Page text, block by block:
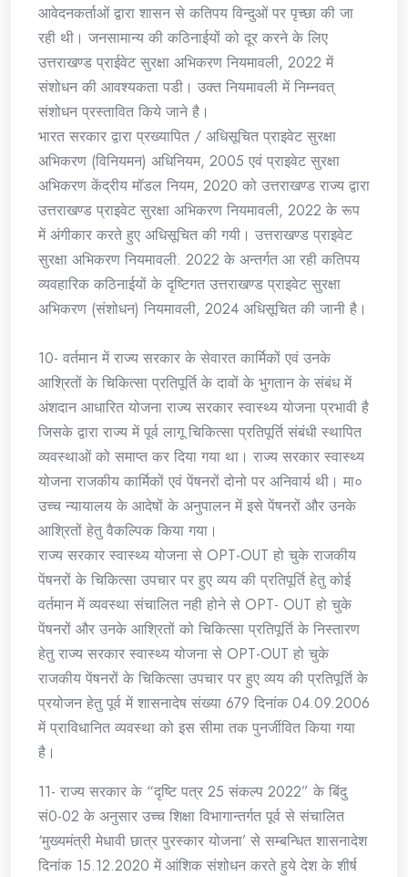
आवेदनकर्ताओं द्वारा शासन से कतिपय विन्दुओं पर पृच्छा की जा
रही थी। जनसामान्य की कठिनाईयों को दूर करने के लिए
उत्तराखण्ड प्राईवेट सुरक्षा अभिकरण नियमावली, 2022 में
संशोधन की आवश्यकता पडी। उक्त नियमावली में निम्नवत्
संशोधन प्रस्तावित किये जाने है।
भारत सरकार द्वारा प्रख्यापित / अधिसूचित प्राइवेट सुरक्षा
अभिकरण (विनियमन) अधिनियम, 2005 एवं प्राइवेट सुरक्षा
अभिकरण केंद्रीय मॉडल नियम, 2020 को उत्तराखण्ड राज्य द्वारा
उत्तराखण्ड प्राइवेट सुरक्षा अभिकरण नियमावली, 2022 के रूप
में अंगीकार करते हुए अधिसूचित की गयी। उत्तराखण्ड प्राइवेट
सुरक्षा अभिकरण नियमावली. 2022 के अन्तर्गत आ रही कतिपय
व्यवहारिक कठिनाईयों के दृष्टिगत उत्तराखण्ड प्राइवेट सुरक्षा
अभिकरण (संशोधन) नियमावली, 2024 अधिसूचित की जानी है।
10- वर्तमान में राज्य सरकार के सेवारत कार्मिकों एवं उनके
आश्रितों के चिकित्सा प्रतिपूर्ति के दावों के भुगतान के संबंध में
अंशदान आधारित योजना राज्य सरकार स्वास्थ्य योजना प्रभावी है
जिसके द्वारा राज्य में पूर्व लागू चिकित्सा प्रतिपूर्ति संबंधी स्थापित
व्यवस्थाओं को समाप्त कर दिया गया था। राज्य सरकार स्वास्थ्य
योजना राजकीय कार्मिकों एवं पेंषनरों दोनो पर अनिवार्य थी। मा०
उच्च न्यायालय के आदेषों के अनुपालन में इसे पेंषनरों और उनके
आश्रितों हेतु वैकल्पिक किया गया।
राज्य सरकार स्वास्थ्य योजना से OPT-OUT हो चुके राजकीय
पेंषनरों के चिकित्सा उपचार पर हुए व्यय की प्रतिपूर्ति हेतु कोई
वर्तमान में व्यवस्था संचालित नही होने से OPT- OUT हो चुके
पेंषनरों और उनके आश्रितों को चिकित्सा प्रतिपूर्ति के निस्तारण
हेतु राज्य सरकार स्वास्थ्य योजना से OPT-OUT हो चुके
राजकीय पेंषनरों के चिकित्सा उपचार पर हुए व्यय की प्रतिपूर्ति के
प्रयोजन हेतु पूर्व में शासनादेष संख्या 679 दिनांक 04.09.2006
में प्राविधानित व्यवस्था को इस सीमा तक पुनर्जीवित किया गया
है।
11- राज्य सरकार के “दृष्टि पत्र 25 संकल्प 2022” के बिंदु
सं0-02 के अनुसार उच्च शिक्षा विभागान्तर्गत पूर्व से संचालित
‘मुख्यमंत्री मेधावी छात्र पुरस्कार योजना’ से सम्बन्धित शासनादेश
दिनांक 15.12.2020 में आंशिक संशोधन करते हुये देश के शीर्ष